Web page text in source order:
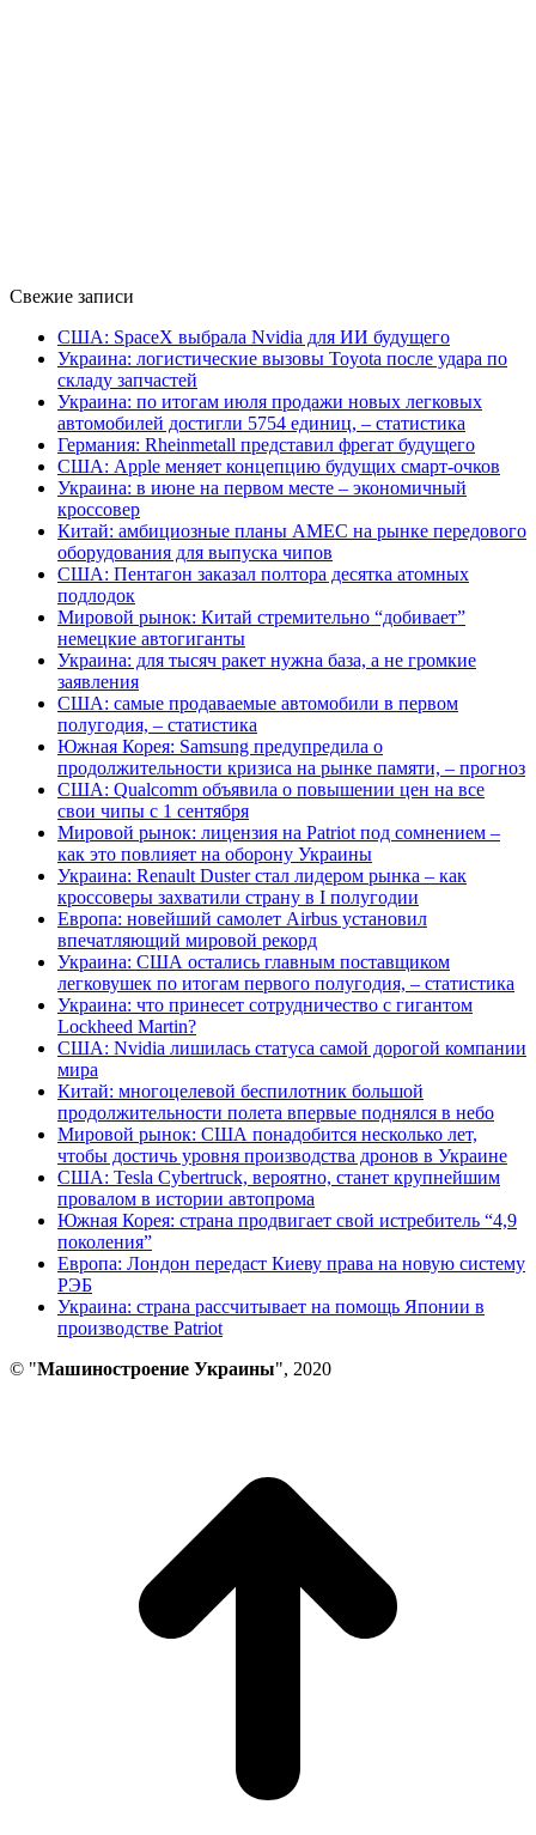
Свежие записи
США: SpaceX выбрала Nvidia для ИИ будущего
Украина: логистические вызовы Toyota после удара по
складу запчастей
Украина: по итогам июля продажи новых легковых
автомобилей достигли 5754 единиц, – статистика
Германия: Rheinmetall представил фрегат будущего
США: Apple меняет концепцию будущих смарт-очков
Украина: в июне на первом месте – экономичный
кроссовер
Китай: амбициозные планы AMEC на рынке передового
оборудования для выпуска чипов
США: Пентагон заказал полтора десятка атомных
подлодок
Мировой рынок: Китай стремительно “добивает”
немецкие автогиганты
Украина: для тысяч ракет нужна база, а не громкие
заявления
США: самые продаваемые автомобили в первом
полугодия, – статистика
Южная Корея: Samsung предупредила о
продолжительности кризиса на рынке памяти, – прогноз
США: Qualcomm объявила о повышении цен на все
свои чипы с 1 сентября
Мировой рынок: лицензия на Patriot под сомнением –
как это повлияет на оборону Украины
Украина: Renault Duster стал лидером рынка – как
кроссоверы захватили страну в I полугодии
Европа: новейший самолет Airbus установил
впечатляющий мировой рекорд
Украина: США остались главным поставщиком
легковушек по итогам первого полугодия, – статистика
Украина: что принесет сотрудничество с гигантом
Lockheed Martin?
США: Nvidia лишилась статуса самой дорогой компании
мира
Китай: многоцелевой беспилотник большой
продолжительности полета впервые поднялся в небо
Мировой рынок: США понадобится несколько лет,
чтобы достичь уровня производства дронов в Украине
США: Tesla Cybertruck, вероятно, станет крупнейшим
провалом в истории автопрома
Южная Корея: страна продвигает свой истребитель “4,9
поколения”
Европа: Лондон передаст Киеву права на новую систему
РЭБ
Украина: страна рассчитывает на помощь Японии в
производстве Patriot
© "Машиностроение Украины", 2020